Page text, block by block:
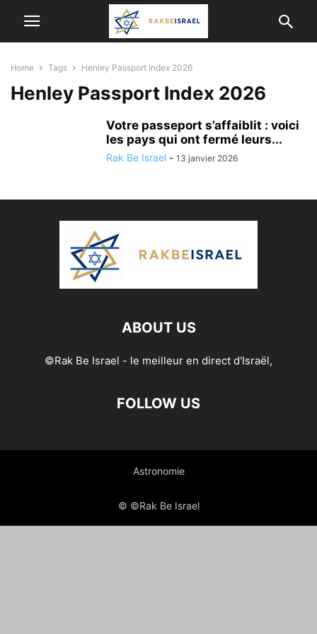
Home Tags Henley Passport Index 2026
Henley Passport Index 2026
Votre passeport s’affaiblit : voici
les pays qui ont fermé leurs...
Rak Be Israel - 13 janvier 2026
ABOUT US
©Rak Be Israel - le meilleur en direct d'Israël,
FOLLOW US
Astronomie
© ©Rak Be Israel